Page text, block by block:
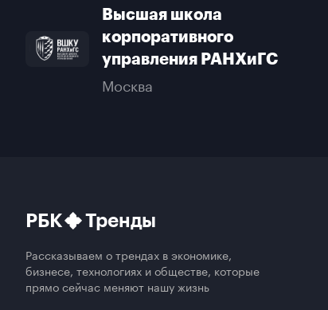
малого бизнеса
страховой дом
Высшая школа
корпоративного
управления РАНХиГС
Москва
РБК Тренды
Рассказываем о трендах в экономике,
бизнесе, технологиях и обществе, которые
прямо сейчас меняют нашу жизнь